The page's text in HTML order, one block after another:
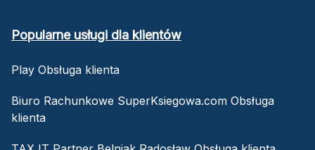
Popularne usługi dla klientów
Play Obsługa klienta
Biuro Rachunkowe SuperKsiegowa.com Obsługa
klienta